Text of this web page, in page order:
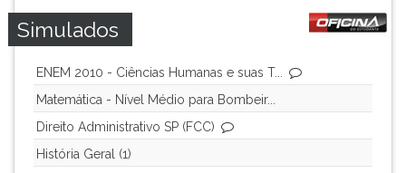
Simulados
ENEM 2010 - Ciências Humanas e suas T...
Matemática - Nível Médio para Bombeir...
Direito Administrativo SP (FCC)
História Geral (1)